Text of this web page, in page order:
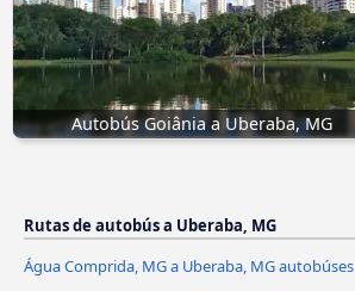
Autobús Goiânia a Uberaba, MG
Rutas de autobús a Uberaba, MG
Água Comprida, MG a Uberaba, MG autobúses